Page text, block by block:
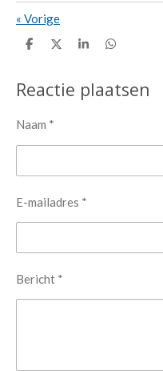
« Vorige
D
e
n
D
l
S
r
e
D
e
n
Reactie plaatsen
Naam *
E-mailadres *
Bericht *